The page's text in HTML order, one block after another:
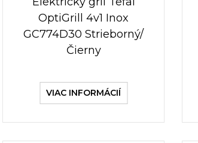
OptiGrill 4v1 Inox
GC774D30 Strieborný/
Čierny
VIAC INFORMÁCIÍ